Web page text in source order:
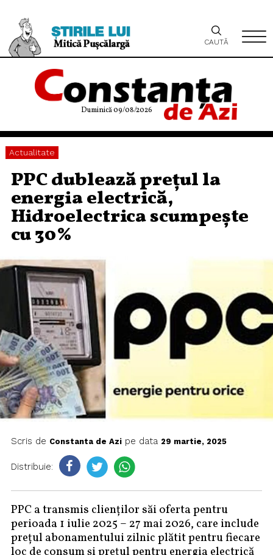
Duminică 09/08/2026
CAUTĂ
Actualitate
PPC dublează prețul la
energia electrică,
Hidroelectrica scumpește
cu 30%
Scris de Constanta de Azipe data 29 martie, 2025
Distribuie:
PPC a transmis clienților săi oferta pentru
perioada 1 iulie 2025 – 27 mai 2026, care include
prețul abonamentului zilnic plătit pentru fiecare